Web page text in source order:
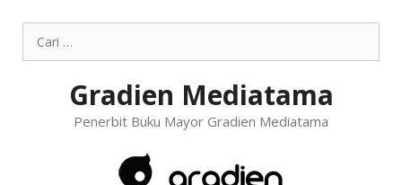
Gradien Mediatama
Penerbit Buku Mayor Gradien Mediatama